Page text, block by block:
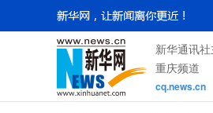
新华通讯
重庆频道
cq.news.cn